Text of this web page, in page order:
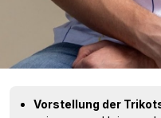
Vorstellung der